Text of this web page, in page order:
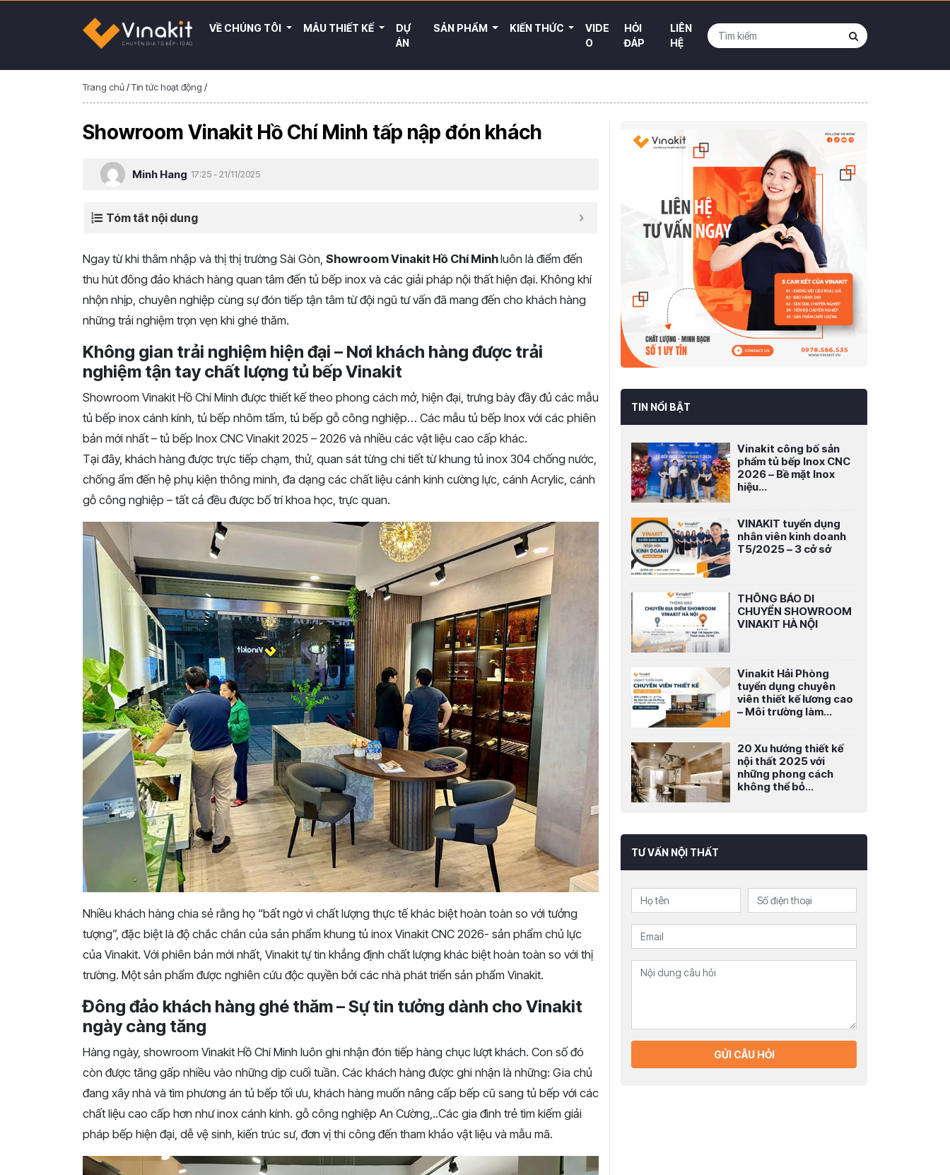
VỀ CHÚNG TÔI MẪU THIẾT KẾ
DỰ
ÁN
SẢN PHẨM KIẾN THỨC
VIDE
O
HỎI
ĐÁP
LIÊN
HỆ
Trang chủ/Tin tức hoạt động /
Showroom Vinakit Hồ Chí Minh tấp nập đón khách
Minh Hang 17:25 - 21/11/2025
Tóm tắt nội dung
Ngay từ khi thâm nhập và thị thị trường Sài Gòn, Showroom Vinakit Hồ Chí Minhluôn là điểm đến
thu hút đông đảo khách hàng quan tâm đến tủ bếp inox và các giải pháp nội thất hiện đại. Không khí
nhộn nhịp, chuyên nghiệp cùng sự đón tiếp tận tâm từ đội ngũ tư vấn đã mang đến cho khách hàng
những trải nghiệm trọn vẹn khi ghé thăm.
Không gian trải nghiệm hiện đại – Nơi khách hàng được trải
nghiệm tận tay chất lượng tủ bếp Vinakit
Showroom Vinakit Hồ Chí Minh được thiết kế theo phong cách mở, hiện đại, trưng bày đầy đủ các mẫu
tủ bếp inox cánh kính, tủ bếp nhôm tấm, tủ bếp gỗ công nghiệp… Các mẫu tủ bếp Inox với các phiên
bản mới nhất – tủ bếp Inox CNC Vinakit 2025 – 2026 và nhiều các vật liệu cao cấp khác.
Tại đây, khách hàng được trực tiếp chạm, thử, quan sát từng chi tiết từ khung tủ inox 304 chống nước,
chống ẩm đến hệ phụ kiện thông minh, đa dạng các chất liệu cánh kinh cường lực, cánh Acrylic, cánh
gỗ công nghiệp – tất cả đều được bố trí khoa học, trực quan.
Nhiều khách hàng chia sẻ rằng họ “bất ngờ vì chất lượng thực tế khác biệt hoàn toàn so với tưởng
tượng”, đặc biệt là độ chắc chắn của sản phẩm khung tủ inox Vinakit CNC 2026- sản phẩm chủ lực
của Vinakit. Với phiên bản mới nhất, Vinakit tự tin khẳng định chất lượng khác biệt hoàn toàn so với thị
trường. Một sản phẩm được nghiên cứu độc quyền bởi các nhà phát triển sản phẩm Vinakit.
Đông đảo khách hàng ghé thăm – Sự tin tưởng dành cho Vinakit
ngày càng tăng
Hàng ngày, showroom Vinakit Hồ Chí Minh luôn ghi nhận đón tiếp hàng chục lượt khách. Con số đó
còn được tăng gấp nhiều vào những dịp cuối tuần. Các khách hàng được ghi nhận là những: Gia chủ
đang xây nhà và tìm phương án tủ bếp tối ưu, khách hàng muốn nâng cấp bếp cũ sang tủ bếp với các
chất liệu cao cấp hơn như inox cánh kính. gỗ công nghiệp An Cường,..Các gia đình trẻ tìm kiếm giải
pháp bếp hiện đại, dễ vệ sinh, kiến trúc sư, đơn vị thi công đến tham khảo vật liệu và mẫu mã.
TIN NỔI BẬT
Vinakit công bố sản
phẩm tủ bếp Inox CNC
2026 – Bề mặt Inox
hiệu...
VINAKIT tuyển dụng
nhân viên kinh doanh
T5/2025 – 3 cở sở
THÔNG BÁO DI
CHUYỂN SHOWROOM
VINAKIT HÀ NỘI
Vinakit Hải Phòng
tuyển dụng chuyên
viên thiết kế lương cao
– Môi trường làm...
20 Xu hướng thiết kế
nội thất 2025 với
những phong cách
không thể bỏ...
TƯ VẤN NỘI THẤT
GỬI CÂU HỎI